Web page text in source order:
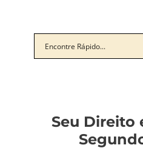
Seu Direito